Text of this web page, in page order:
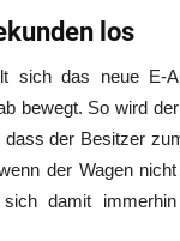
los
sich das neue E-
bewegt. So wird
der Besitzer
der Wagen
damit